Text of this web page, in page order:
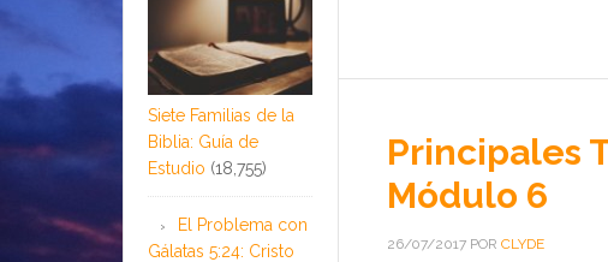
Principales
Módulo 6
26/07/2017 POR CLYDE
Siete Familias de la
Biblia: Guía de
Estudio (18,755)
El Problema con
Gálatas 5:24: Cristo